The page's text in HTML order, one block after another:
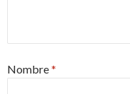
Nombre*